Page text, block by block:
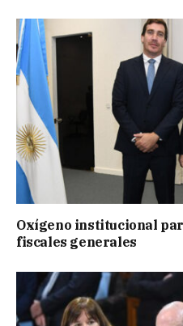
Oxígeno institucional
fiscales generales